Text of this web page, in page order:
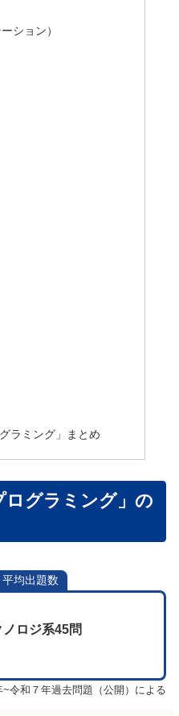
ション）
ラミング」まとめ
ログラミング」の
均出題数
ノロジ系45問
~令和７年過去問題（公開）による